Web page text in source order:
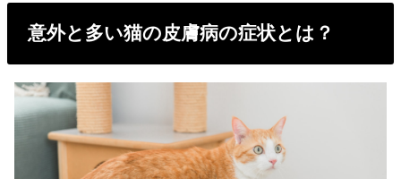
意外と多い猫の皮膚病の症状とは？